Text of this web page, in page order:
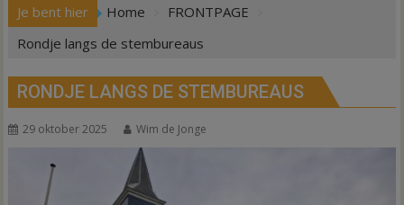
Je bent hier Home
FRONTPAGE
Rondje langs de stembureaus
RONDJE LANGS DE STEMBUREAUS
29 oktober 2025 Wim de Jonge